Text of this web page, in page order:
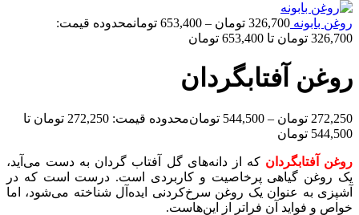
روغن بابونه 326,700 تومان –
653,400 تومانمحدوده قیمت:
326,700 تومان تا 653,400 تومان
روغن آفتابگردان
272,250 تومان –
544,500 تومان
محدوده قیمت: 272,250 تومان تا
544,500 تومان
روغن آفتابگردان که از دانه‌های گل آفتاب گردان به دست می‌آید،
یک روغن گیاهی پرخاصیت و کاربردی است. درست است که در
آشپزی به عنوان یک روغن سرخ‌کردنی ایده‌آل شناخته می‌شود، اما
خواص و فواید آن فراتر از این‌هاست.